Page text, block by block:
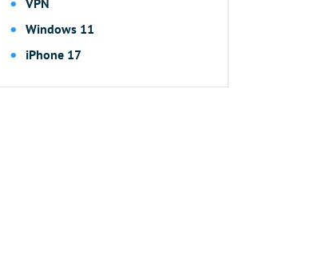
VPN
Windows 11
iPhone 17